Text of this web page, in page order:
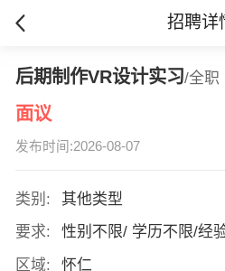
招聘详
后期制作VR设计实习/全职
面议
发布时间:2026-08-07
类别:
其他类型
要求:
性别不限/ 学历不限/经
区域:
怀仁